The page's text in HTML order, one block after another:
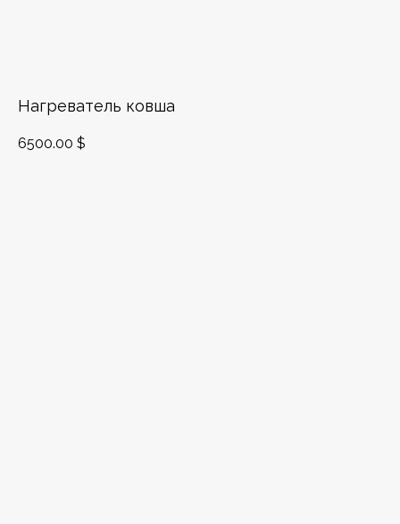
Нагреватель ковша
6500.00 $